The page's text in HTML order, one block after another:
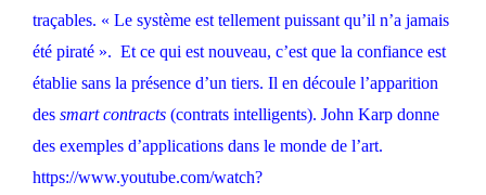
traçables. « Le système est tellement puissant qu’il n’a jamais
été piraté ». Et ce qui est nouveau, c’est que la confiance est
établie sans la présence d’un tiers. Il en découle l’apparition
des smart contracts (contrats intelligents). John Karp donne
des exemples d’applications dans le monde de l’art.
https://www.youtube.com/watch?